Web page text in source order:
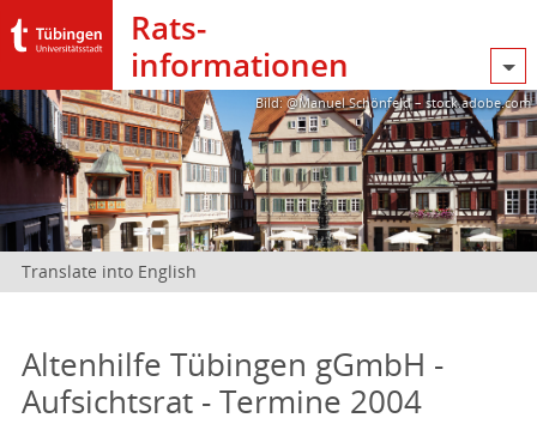
Rats­
informationen
Bild: @Manuel Schönfeld – stock.adobe.com
Translate into English
Altenhilfe Tübingen gGmbH -
Aufsichtsrat - Termine 2004